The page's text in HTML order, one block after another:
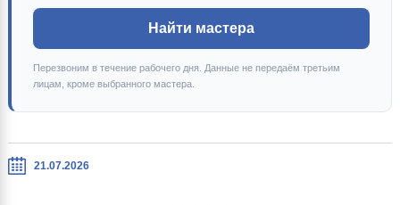
Найти мастера
Перезвоним в течение рабочего дня. Данные не передаём третьим
лицам, кроме выбранного мастера.
21.07.2026